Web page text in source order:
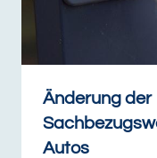
Änderung der
Autos